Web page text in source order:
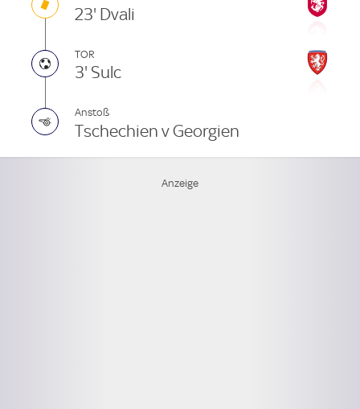
23' Dvali
TOR
3' Sulc
Anstoß
Tschechien v Georgien